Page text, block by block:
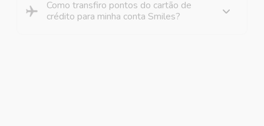
Como transfiro pontos do cartão de
crédito para minha conta Smiles?